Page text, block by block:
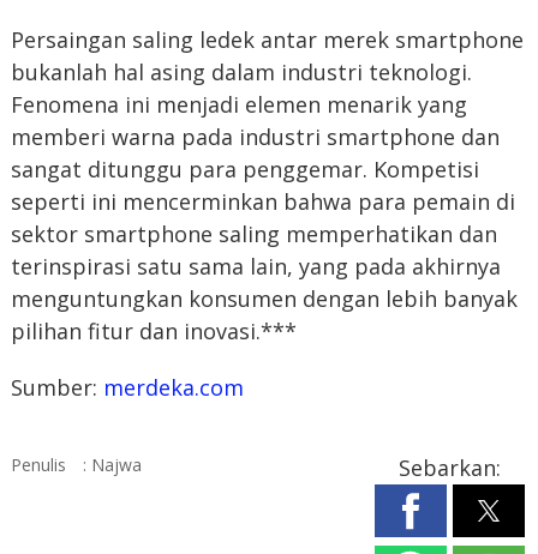
Persaingan saling ledek antar merek smartphone
bukanlah hal asing dalam industri teknologi.
Fenomena ini menjadi elemen menarik yang
memberi warna pada industri smartphone dan
sangat ditunggu para penggemar. Kompetisi
seperti ini mencerminkan bahwa para pemain di
sektor smartphone saling memperhatikan dan
terinspirasi satu sama lain, yang pada akhirnya
menguntungkan konsumen dengan lebih banyak
pilihan fitur dan inovasi.***
Sumber: merdeka.com
Penulis : Najwa Sebarkan: